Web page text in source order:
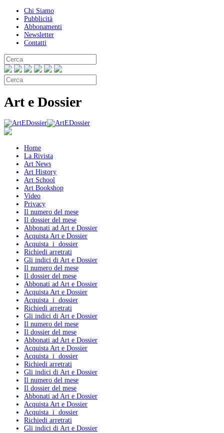
Chi Siamo
Pubblicità
Abbonamenti
Newsletter
Contatti
Art e Dossier
Home
La Rivista
Art News
Art History
Art School
Art Bookshop
Video
Privacy
Il numero del mese
Il dossier del mese
Abbonati ad Art e Dossier
Acquista Art e Dossier
Acquista i dossier
Richiedi arretrati
Gli indici di Art e Dossier
Il numero del mese
Il dossier del mese
Abbonati ad Art e Dossier
Acquista Art e Dossier
Acquista i dossier
Richiedi arretrati
Gli indici di Art e Dossier
Il numero del mese
Il dossier del mese
Abbonati ad Art e Dossier
Acquista Art e Dossier
Acquista i dossier
Richiedi arretrati
Gli indici di Art e Dossier
Il numero del mese
Il dossier del mese
Abbonati ad Art e Dossier
Acquista Art e Dossier
Acquista i dossier
Richiedi arretrati
Gli indici di Art e Dossier